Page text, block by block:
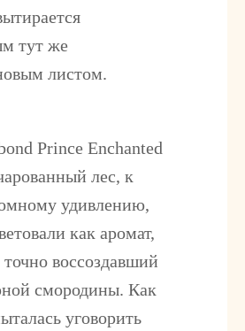
тут же
листом.
Prince Enchanted
лес, к
удивлению,
как аромат,
воссоздавший
смородины. Как
уговорить